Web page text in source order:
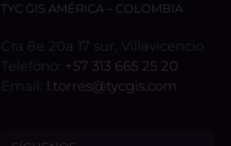
TYC GIS AMÉRICA – COLOMBIA
Cra 8e 20a 17 sur, Villavicencio
Teléfono: +57 313 665 25 20
Email: l.torres@tycgis.com